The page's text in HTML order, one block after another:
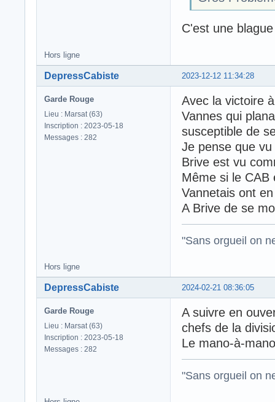
C'est une
Hors ligne
2023-12-12 11:34:28
DepressCabiste
Garde Rouge
Lieu : Marsat (63)
Inscription : 2023-05-18
Messages : 282
Avec la victoire
Vannes qui
susceptible de
Je pense que
Brive est vu
Même si le CAB
Vannetais ont
A Brive de se
"Sans orgueil on
Hors ligne
2024-02-21 08:36:05
DepressCabiste
Garde Rouge
Lieu : Marsat (63)
Inscription : 2023-05-18
Messages : 282
A suivre en
chefs de la
Le mano-à-
"Sans orgueil on